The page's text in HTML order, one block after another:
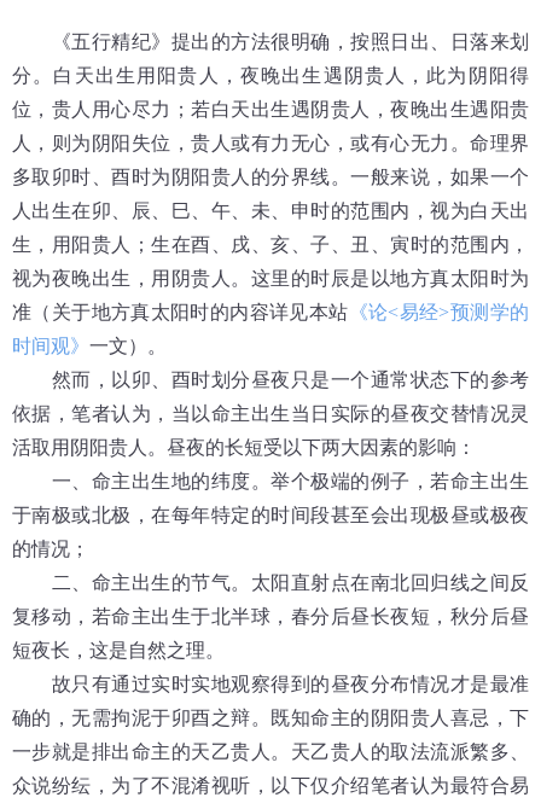
《五行精纪》提出的方法很明确，按照日出、日落来划
分。白天出生用阳贵人，夜晚出生遇阴贵人，此为阴阳得
位，贵人用心尽力；若白天出生遇阴贵人，夜晚出生遇阳贵
人，则为阴阳失位，贵人或有力无心，或有心无力。命理界
多取卯时、酉时为阴阳贵人的分界线。一般来说，如果一个
人出生在卯、辰、巳、午、未、申时的范围内，视为白天出
生，用阳贵人；生在酉、戌、亥、子、丑、寅时的范围内，
视为夜晚出生，用阴贵人。这里的时辰是以地方真太阳时为
准（关于地方真太阳时的内容详见本站 《论<易经>预测学的
时间观》 一文）。
然而，以卯、酉时划分昼夜只是一个通常状态下的参考
依据，笔者认为，当以命主出生当日实际的昼夜交替情况灵
活取用阴阳贵人。昼夜的长短受以下两大因素的影响：
一、命主出生地的纬度。举个极端的例子，若命主出生
于南极或北极，在每年特定的时间段甚至会出现极昼或极夜
的情况；
二、命主出生的节气。太阳直射点在南北回归线之间反
复移动，若命主出生于北半球，春分后昼长夜短，秋分后昼
短夜长，这是自然之理。
故只有通过实时实地观察得到的昼夜分布情况才是最准
确的，无需拘泥于卯酉之辩。既知命主的阴阳贵人喜忌，下
一步就是排出命主的天乙贵人。天乙贵人的取法流派繁多、
众说纷纭，为了不混淆视听，以下仅介绍笔者认为最符合易